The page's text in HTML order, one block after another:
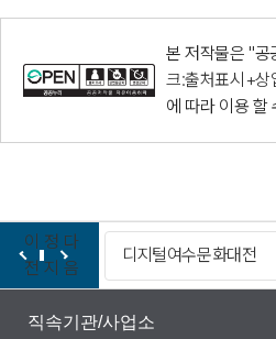
본 저작물은 "
크:출처표시+상
에 따라 이용 할
이
전
정
지
다
음
디지털여수문화대전
직속기관/사업소